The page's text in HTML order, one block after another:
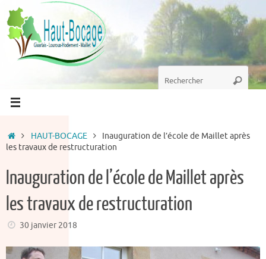
Passer
au
contenu
Recherche
pour
Accueil
HAUT-BOCAGE
Inauguration de l’école de Maillet après
les travaux de restructuration
Inauguration de l’école de Maillet après
les travaux de restructuration
30 janvier 2018